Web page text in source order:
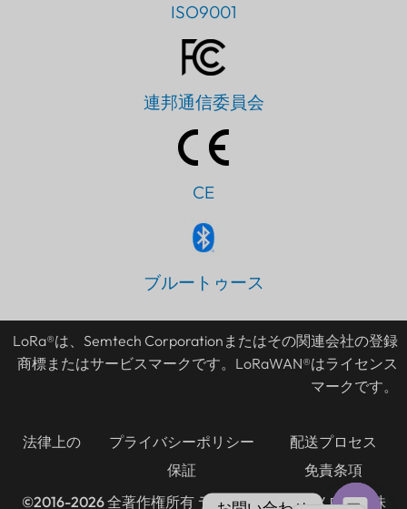
ISO9001
連邦通信委員会
CE
ブルートゥース
LoRa®は、Semtech Corporationまたはその関連会社の登録
商標またはサービスマークです。LoRaWAN®はライセンス
マークです。
法律上の
プライバシーポリシー
保証
配送プロセス
免責条項
©2016-2026 全著作権所有 ランシテックテクノロジー株
EN
TH
KO
ES
AR